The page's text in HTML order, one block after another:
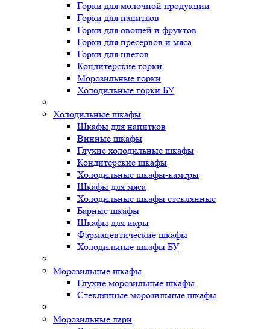
Горки для молочной продукции
Горки для напитков
Горки для овощей и фруктов
Горки для пресервов и мяса
Горки для цветов
Кондитерские горки
Морозильные горки
Холодильные горки БУ
Холодильные шкафы
Шкафы для напитков
Винные шкафы
Глухие холодильные шкафы
Кондитерские шкафы
Холодильные шкафы-камеры
Шкафы для мяса
Холодильные шкафы стеклянные
Барные шкафы
Шкафы для икры
Фармацевтические шкафы
Холодильные шкафы БУ
Морозильные шкафы
Глухие морозильные шкафы
Стеклянные морозильные шкафы
Морозильные лари